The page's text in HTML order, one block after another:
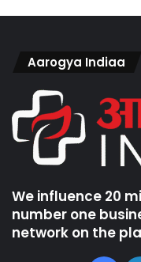
Aarogya Indiaa
We influence 20
number one
network on the